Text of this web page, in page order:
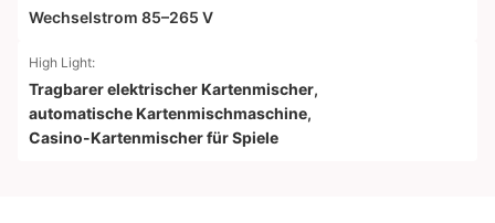
Wechselstrom 85–265 V
High Light:
Tragbarer elektrischer Kartenmischer,
automatische Kartenmischmaschine,
Casino-Kartenmischer für Spiele